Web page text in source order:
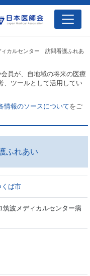
ィカルセンター 訪問看護ふれあ
員が、自地域の将来の医療
、ツールとして活用してい
情報のソースについてをご
ふれあい
くば市
筑波メディカルセンター病